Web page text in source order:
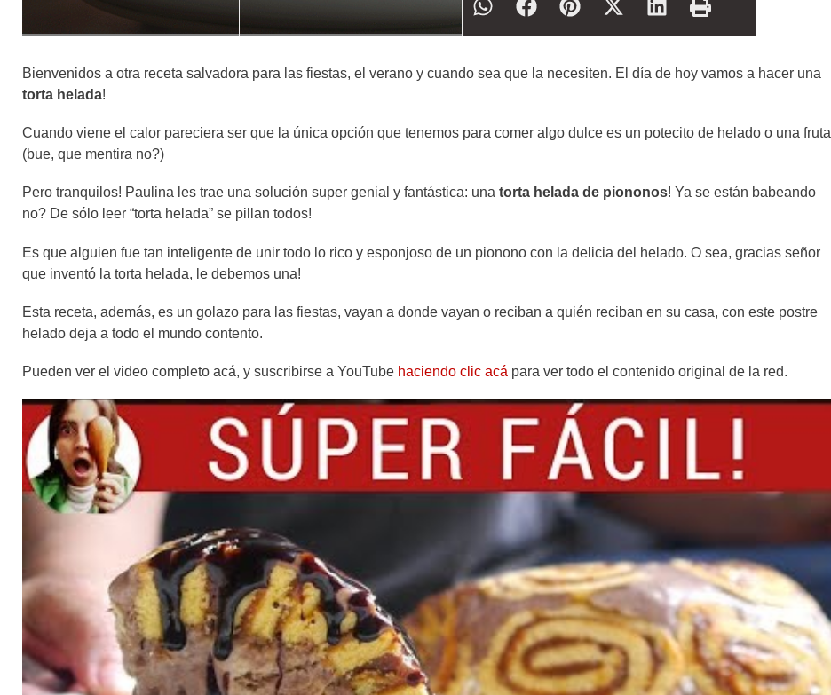
Bienvenidos a otra receta salvadora para las fiestas, el verano y cuando sea que la necesiten. El día de hoy vamos a hacer una
torta helada!
Cuando viene el calor pareciera ser que la única opción que tenemos para comer algo dulce es un potecito de helado o una fruta
(bue, que mentira no?)
Pero tranquilos! Paulina les trae una solución super genial y fantástica: una torta helada de piononos! Ya se están babeando
no? De sólo leer “torta helada” se pillan todos!
Es que alguien fue tan inteligente de unir todo lo rico y esponjoso de un pionono con la delicia del helado. O sea, gracias señor
que inventó la torta helada, le debemos una!
Esta receta, además, es un golazo para las fiestas, vayan a donde vayan o reciban a quién reciban en su casa, con este postre
helado deja a todo el mundo contento.
Pueden ver el video completo acá, y suscribirse a YouTube haciendo clic acá para ver todo el contenido original de la red.